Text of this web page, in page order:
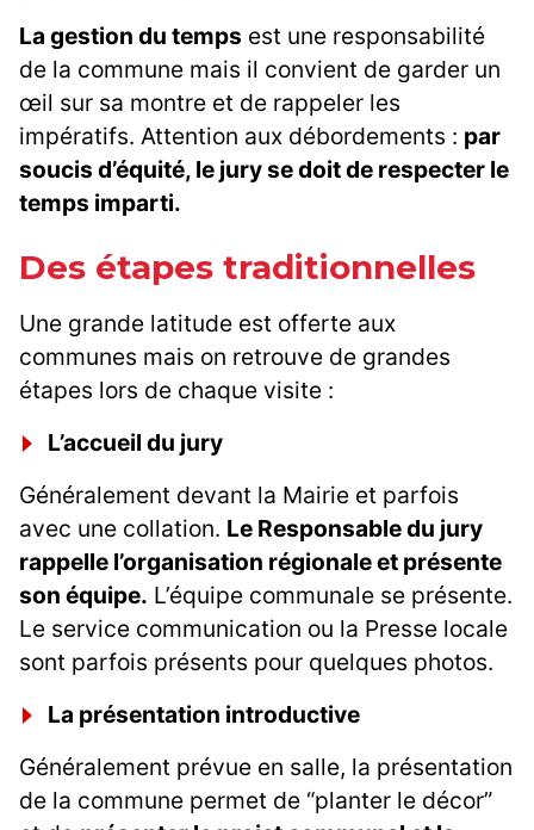
La gestion du temps est une responsabilité
de la commune mais il convient de garder un
œil sur sa montre et de rappeler les
impératifs. Attention aux débordements : par
soucis d’équité, le jury se doit de respecter le
temps imparti.
Des étapes traditionnelles
Une grande latitude est offerte aux
communes mais on retrouve de grandes
étapes lors de chaque visite :
L’accueil du jury
Généralement devant la Mairie et parfois
avec une collation. Le Responsable du jury
rappelle l’organisation régionale et présente
son équipe. L’équipe communale se présente.
Le service communication ou la Presse locale
sont parfois présents pour quelques photos.
La présentation introductive
Généralement prévue en salle, la présentation
de la commune permet de “planter le décor”